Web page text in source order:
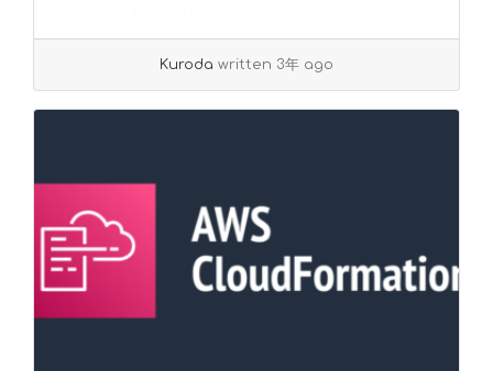
Kuroda written 3年 ago